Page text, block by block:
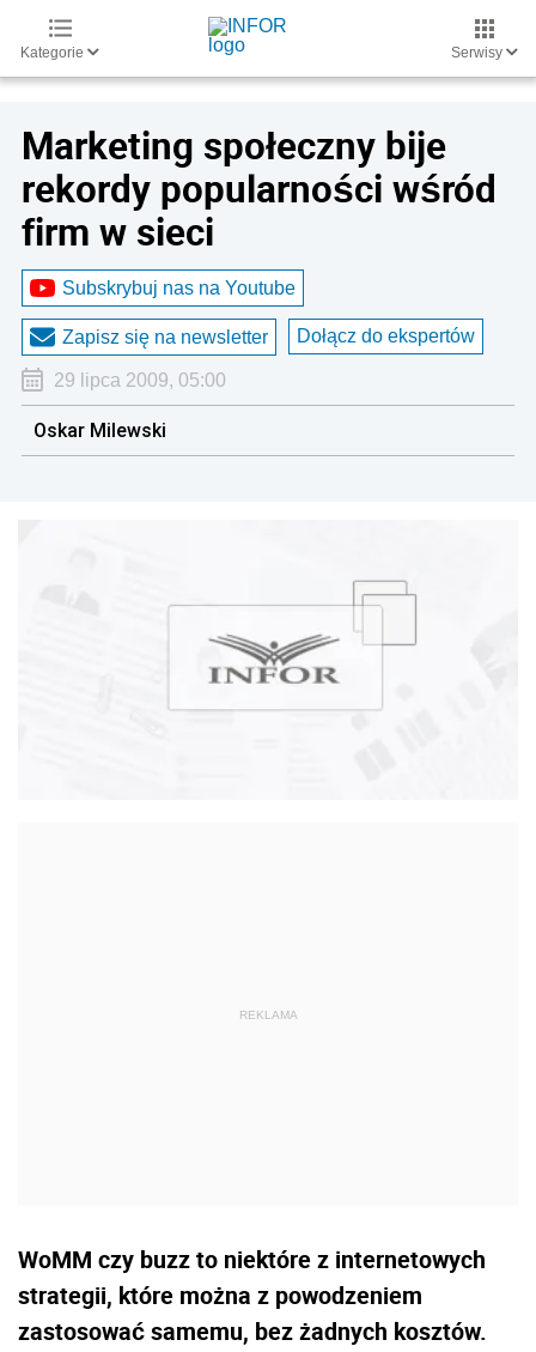
Kategorie Serwisy
Marketing społeczny bije
rekordy popularności wśród
firm w sieci
Subskrybuj nas na Youtube
Zapisz się na newsletter Dołącz do ekspertów
29 lipca 2009, 05:00
Oskar Milewski
WoMM czy buzz to niektóre z internetowych
strategii, które można z powodzeniem
zastosować samemu, bez żadnych kosztów.